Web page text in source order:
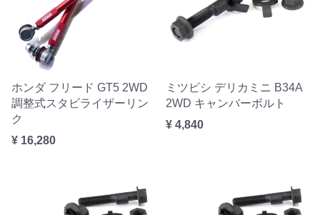
ホンダ フリード GT5 2WD
調整式スタビライザーリン
ク
¥ 16,280
ミツビシ デリカミニ B34A
2WD キャンバーボルト
¥ 4,840